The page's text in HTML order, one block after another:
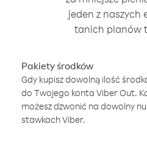
jeden z naszych
tanich planów
Pakiety środków
Gdy kupisz dowolną ilość
do Twojego konta Viber Out.
możesz dzwonić na dowolny
stawkach Viber.